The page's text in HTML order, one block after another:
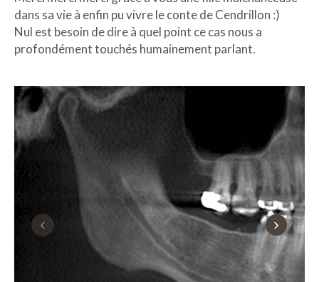
dans sa vie à enfin pu vivre le conte de Cendrillon :)
Nul est besoin de dire à quel point ce cas nous a
profondément touchés humainement parlant.
‹ ›